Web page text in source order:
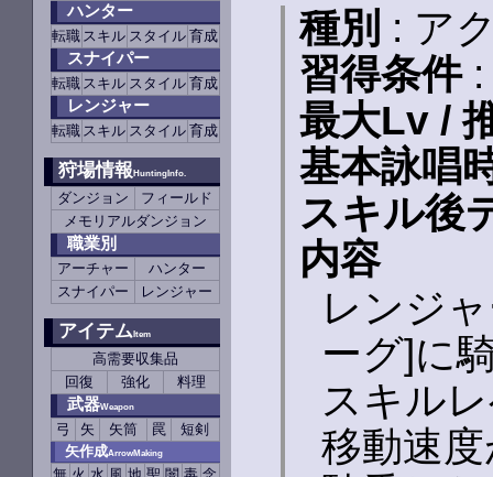
ハンター
転職 スキル スタイル 育成
スナイパー
転職 スキル スタイル 育成
レンジャー
転職 スキル スタイル 育成
狩場情報HuntingInfo.
ダンジョン
フィールド
メモリアルダンジョン
職業別
アーチャー
ハンター
スナイパー
レンジャー
アイテムItem
高需要収集品
回復
強化 料理
武器Weapon
弓 矢 矢筒 罠
短剣
矢作成ArrowMaking
種別 : ア
習得条件
最大Lv /
基本詠唱
スキル後
内容
レンジ
ーグ]に
スキル
移動速